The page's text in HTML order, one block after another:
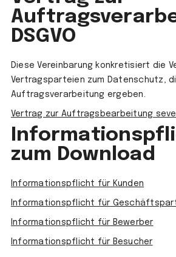
DSGVO
Diese Vereinbarung konkretisiert die
Vertragsparteien zum Datenschutz,
Auftragsverarbeitung ergeben.
Vertrag zur Auftragsbearbeitung
zum Download
Informationspflicht für Kunden
Informationspflicht für
Informationspflicht für Bewerber
Informationspflicht für Besucher